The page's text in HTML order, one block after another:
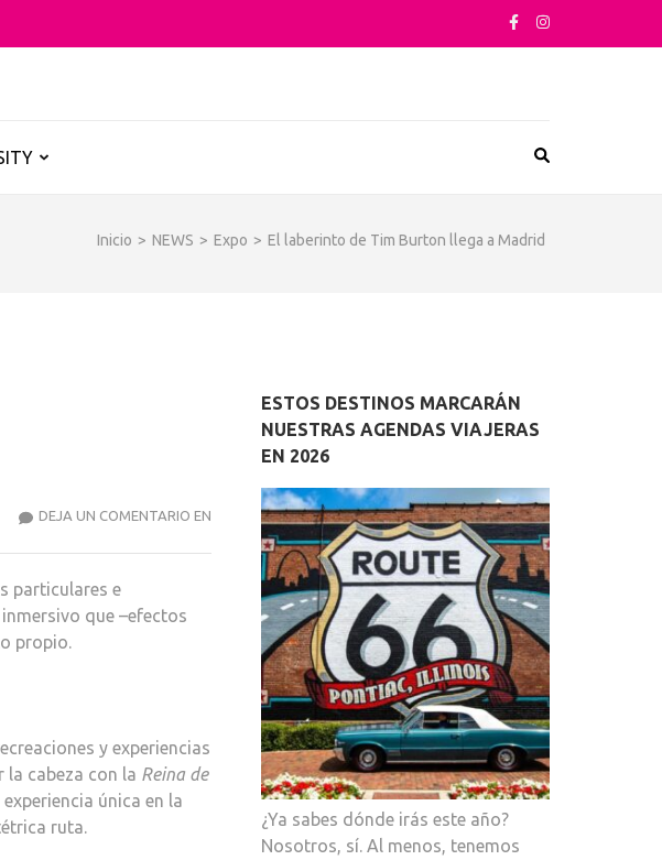
Inicio > NEWS > Expo > El laberinto de Tim Burton llega a Madrid
DEJA UN COMENTARIO ENEL
LABERINTO
BURTON
MADRID
particulares e
que –efectos
propio.
y experiencias
la cabeza con la Reina de
única en la
ruta.
ESTOS DESTINOS MARCARÁN
NUESTRAS AGENDAS VIAJERAS
EN 2026
¿Ya sabes dónde irás este año?
Nosotros, sí. Al menos, tenemos